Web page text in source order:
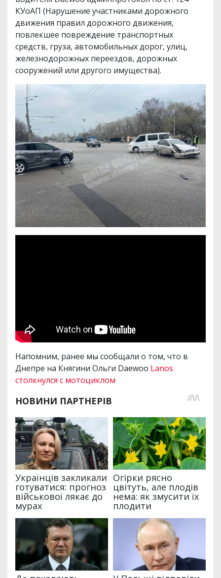
КУоАП (Нарушение участниками дорожного
движения правил дорожного движения,
повлекшее повреждение транспортных
средств, груза, автомобильных дорог, улиц,
железнодорожных переездов, дорожных
сооружений или другого имущества).
Напомним, ранее мы сообщали о том, что в
Днепре на Княгини Ольги Daewoo Lanos
столкнулся с мотоциклом